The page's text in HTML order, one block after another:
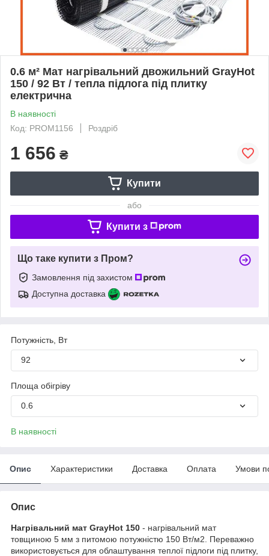
0.6 м² Мат нагрівальний двожильний GrayHot
150 / 92 Вт / тепла підлога під плитку
електрична
В наявності
Код: PROM1156
Роздріб
1 656 ₴
Купити
або
Купити з
Що таке купити з Пром?
Замовлення під захистом
Доступна доставка
Потужність, Вт
92
Площа обігріву
0.6
В наявності
Опис Характеристики Доставка Оплата Умови
Опис
Нагрівальний мат GrayHot 150 - нагрівальний мат
товщиною 5 мм з питомою потужністю 150 Вт/м2. Переважно
використовується для облаштування теплої підлоги під плитку,